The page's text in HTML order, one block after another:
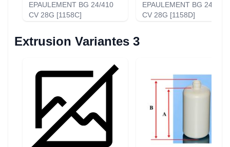
EPAULEMENT BG 24/410
CV 28G [1158C]
EPAULEMENT BG 24/410
CV 28G [1158D]
Extrusion Variantes 3